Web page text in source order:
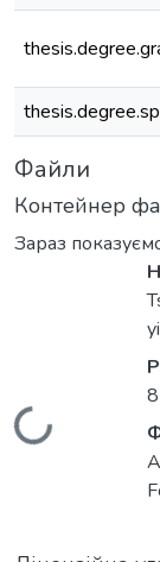
Файли
Контейнер
Зараз
Вантажиться...